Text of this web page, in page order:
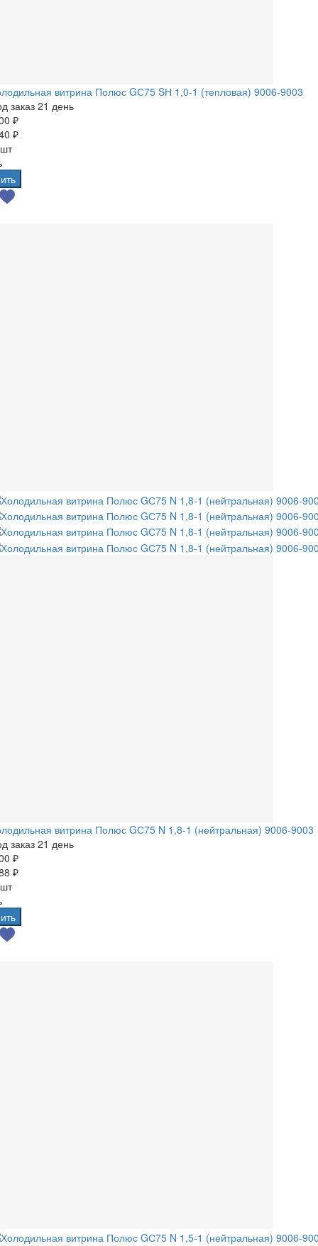
витрина Полюс GС75 SН 1,0-1 (тепловая) 9006-9003
заказ 21 день
₽
₽
витрина Полюс GС75 N 1,8-1 (нейтральная) 9006-9003
заказ 21 день
₽
₽